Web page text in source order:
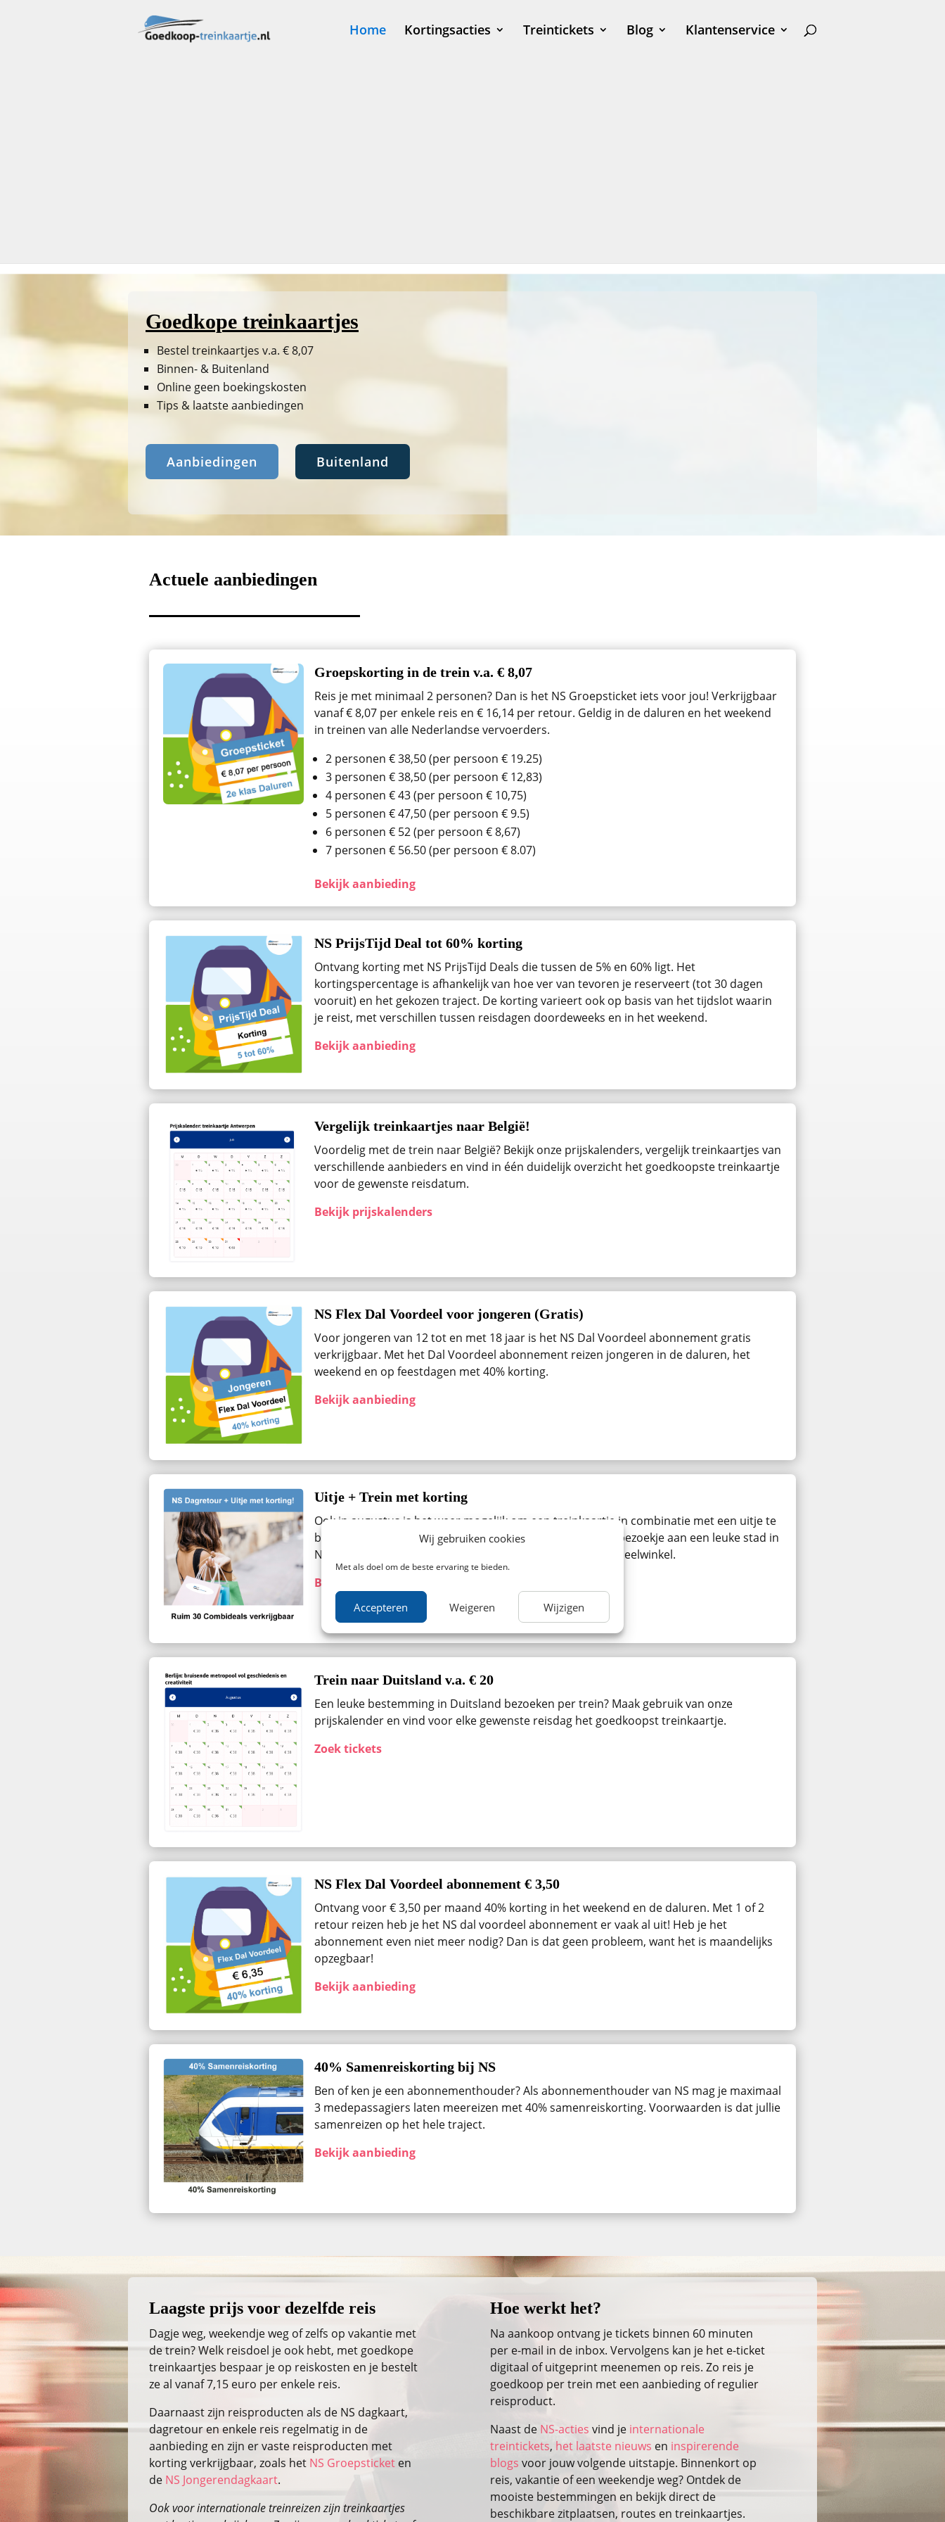
Wij gebruiken cookies
Met als doel om de beste ervaring te bieden.
Accepteren Weigeren Wijzigen
Home Kortingsacties Treintickets Blog Klantenservice
Goedkope treinkaartjes
Bestel treinkaartjes v.a. € 8,07
Binnen- & Buitenland
Online geen boekingskosten
Tips & laatste aanbiedingen
Aanbiedingen Buitenland
Actuele aanbiedingen
Groepskorting in de trein v.a. € 8,07
Reis je met minimaal 2 personen? Dan is het NS Groepsticket iets voor jou! Verkrijgbaar
vanaf € 8,07 per enkele reis en € 16,14 per retour. Geldig in de daluren en het weekend
in treinen van alle Nederlandse vervoerders.
2 personen € 38,50 (per persoon € 19.25)
3 personen € 38,50 (per persoon € 12,83)
4 personen € 43 (per persoon € 10,75)
5 personen € 47,50 (per persoon € 9.5)
6 personen € 52 (per persoon € 8,67)
7 personen € 56.50 (per persoon € 8.07)
Bekijk aanbieding
NS PrijsTijd Deal tot 60% korting
Ontvang korting met NS PrijsTijd Deals die tussen de 5% en 60% ligt. Het
kortingspercentage is afhankelijk van hoe ver van tevoren je reserveert (tot 30 dagen
vooruit) en het gekozen traject. De korting varieert ook op basis van het tijdslot waarin
je reist, met verschillen tussen reisdagen doordeweeks en in het weekend.
Bekijk aanbieding
Vergelijk treinkaartjes naar België!
Voordelig met de trein naar België? Bekijk onze prijskalenders, vergelijk treinkaartjes van
verschillende aanbieders en vind in één duidelijk overzicht het goedkoopste treinkaartje
voor de gewenste reisdatum.
Bekijk prijskalenders
NS Flex Dal Voordeel voor jongeren (Gratis)
Voor jongeren van 12 tot en met 18 jaar is het NS Dal Voordeel abonnement gratis
verkrijgbaar. Met het Dal Voordeel abonnement reizen jongeren in de daluren, het
weekend en op feestdagen met 40% korting.
Bekijk aanbieding
Uitje + Trein met korting
Ook in augustus ​is het weer mogelijk om een treinkaartje in combinatie met een uitje te
bestellen. Denk aan een pretpark, een beurs, museum of bezoekje aan een leuke stad in
Nederland. Bekijk alle beschikbare uitjes van de NS Spoordeelwinkel.
Bekijk aanbieding
Trein naar Duitsland v.a. € 20
Een leuke bestemming in Duitsland bezoeken per trein? Maak gebruik van onze
prijskalender en vind voor elke gewenste reisdag het goedkoopst treinkaartje.
Zoek tickets
NS Flex Dal Voordeel abonnement € 3,50
Ontvang voor € 3,50 per maand 40% korting in het weekend en de daluren. Met 1 of 2
retour reizen heb je het NS dal voordeel abonnement er vaak al uit! Heb je het
abonnement even niet meer nodig? Dan is dat geen probleem, want het is maandelijks
opzegbaar!
Bekijk aanbieding
40% Samenreiskorting bij NS
Ben of ken je een abonnementhouder? Als abonnementhouder van NS mag je maximaal
3 medepassagiers laten meereizen met 40% samenreiskorting. Voorwaarden is dat jullie
samenreizen op het hele traject.
Bekijk aanbieding
Laagste prijs voor dezelfde reis
Dagje weg, weekendje weg of zelfs op vakantie met
de trein? Welk reisdoel je ook hebt, met goedkope
treinkaartjes bespaar je op reiskosten en je bestelt
ze al vanaf 7,15 euro per enkele reis.
Daarnaast zijn reisproducten als de NS dagkaart,
dagretour en enkele reis regelmatig in de
aanbieding en zijn er vaste reisproducten met
korting verkrijgbaar, zoals het NS Groepsticketen
de NS Jongerendagkaart.
Ook voor internationale treinreizen zijn treinkaartjes
Hoe werkt het?
Na aankoop ontvang je tickets binnen 60 minuten
per e-mail in de inbox. Vervolgens kan je het e-ticket
digitaal of uitgeprint meenemen op reis. Zo reis je
goedkoop per trein met een aanbieding of regulier
reisproduct.
Naast de NS-acties vind je internationale
treintickets, het laatste nieuws en inspirerende
blogs voor jouw volgende uitstapje. Binnenkort op
reis, vakantie of een weekendje weg? Ontdek de
mooiste bestemmingen en bekijk direct de
beschikbare zitplaatsen, routes en treinkaartjes.